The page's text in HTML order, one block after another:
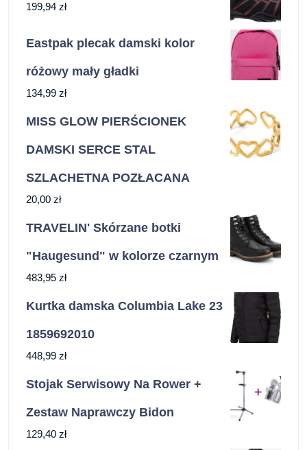
199,94 zł
Eastpak plecak damski kolor
różowy mały gładki
134,99 zł
MISS GLOW PIERŚCIONEK
DAMSKI SERCE STAL
SZLACHETNA POZŁACANA
20,00 zł
TRAVELIN' Skórzane botki
"Haugesund" w kolorze czarnym
483,95 zł
Kurtka damska Columbia Lake 23
1859692010
448,99 zł
Stojak Serwisowy Na Rower +
Zestaw Naprawczy Bidon
129,40 zł